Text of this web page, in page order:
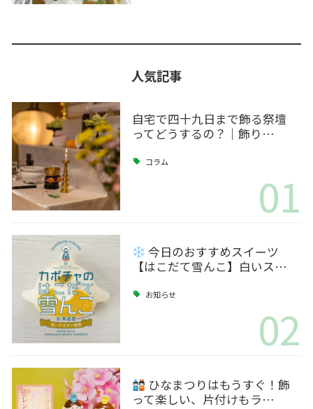
人気記事
自宅で四十九日まで飾る祭壇
ってどうするの？｜飾り…
コラム
01
今日のおすすめスイーツ
【はこだて雪んこ】白いス…
お知らせ
02
ひなまつりはもうすぐ！飾
って楽しい、片付けもラ…